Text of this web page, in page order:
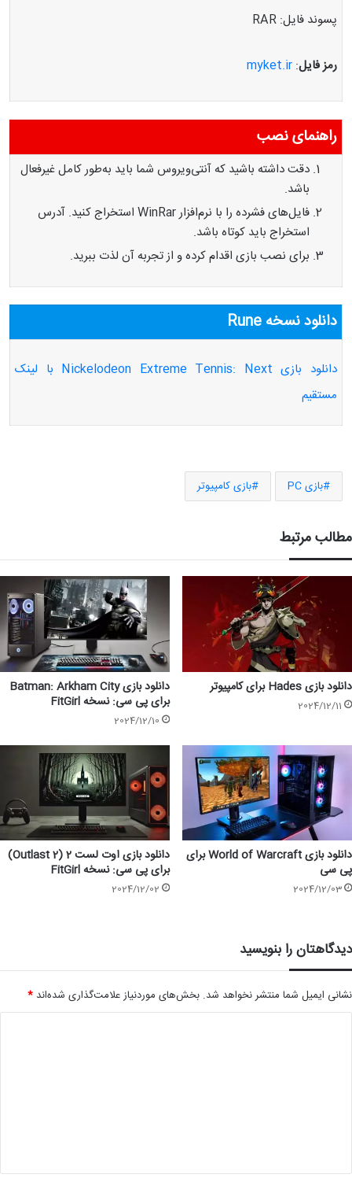
پسوند فایل: RAR
رمز فایل:
myket.ir
راهنمای نصب
دقت داشته باشید که آنتی‌ویروس شما باید به‌طور کامل غیرفعال
باشد.
فایل‌های فشرده را با نرم‌افزار WinRar استخراج کنید. آدرس
استخراج باید کوتاه باشد.
برای نصب بازی اقدام کرده و از تجربه آن لذت ببرید.
دانلود نسخه Rune
دانلود بازی Nickelodeon Extreme Tennis: Next با لینک
مستقیم
بازی PC بازی کامپیوتر
مطالب مرتبط
دانلود بازی Hades برای کامپیوتر
2024/12/11
دانلود بازی Batman: Arkham City
برای پی سی: نسخه FitGirl
2024/12/10
دانلود بازی World of Warcraft برای
پی سی
2024/12/03
دانلود بازی اوت لست 2 (Outlast 2)
برای پی سی: نسخه FitGirl
2024/12/02
دیدگاهتان را بنویسید
نشانی ایمیل شما منتشر نخواهد شد. بخش‌های موردنیاز علامت‌گذاری شده‌اند *